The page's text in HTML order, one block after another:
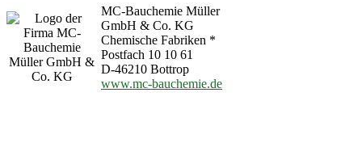
MC-Bauchemie Müller
GmbH & Co. KG
Chemische Fabriken *
Postfach 10 10 61
D-46210 Bottrop
www.mc-bauchemie.de